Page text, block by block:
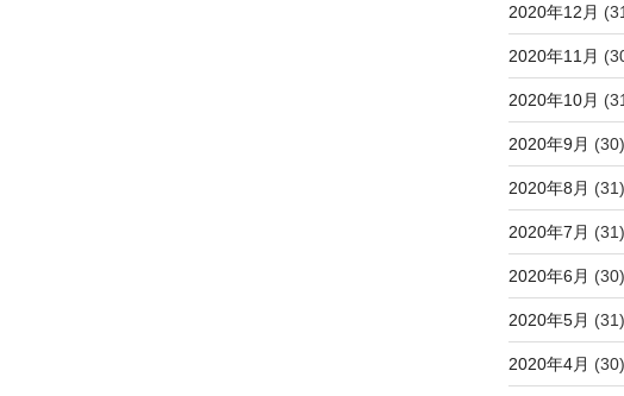
2020年12月
2020年11月
2020年10月
2020年9月 (30)
2020年8月 (31)
2020年7月 (31)
2020年6月 (30)
2020年5月 (31)
2020年4月 (30)